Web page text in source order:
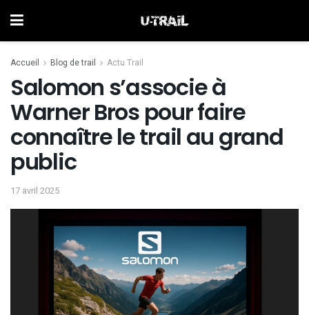
Accueil Blog de trail Actu Trail
Salomon s’associe à
Warner Bros pour faire
connaître le trail au grand
public
17 avril 2025